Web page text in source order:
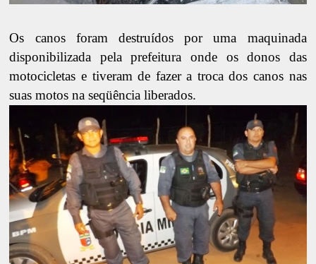
Os canos foram destruídos por uma maquinada
disponibilizada pela prefeitura onde os donos das
motocicletas e tiveram de fazer a troca dos canos nas
suas motos na seqüência liberados.